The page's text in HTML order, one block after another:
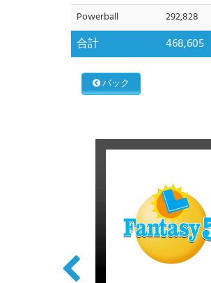
Powerball 292,828
合計 468,605
バック